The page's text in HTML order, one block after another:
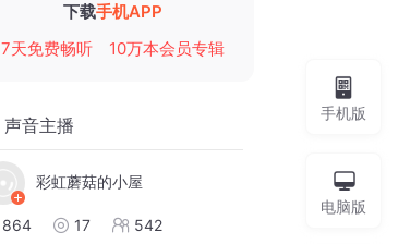
下载手机APP
7天免费畅听
10万本会员专辑
声音主播
彩虹蘑菇的小屋
864 17 542
手机版
电脑版